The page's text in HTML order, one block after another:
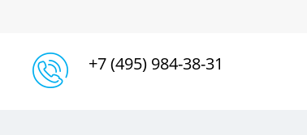
+7 (495) 984-38-31